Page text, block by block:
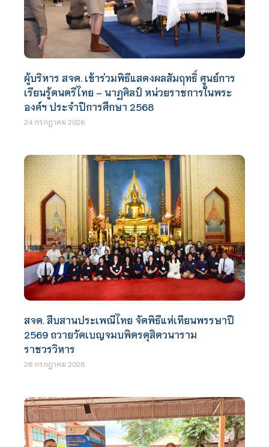
ผู้บริหาร สจด. เข้าร่วมพิธีแสดงผลสัมฤทธิ์ ศูนย์การ
เรียนรู้ดนตรีไทย – นาฏศิลป์ หน่วยราชการในพระ
องค์ฯ ประจำปีการศึกษา 2568
24 กรกฎาคม 2026
สจด. สืบสานประเพณีไทย จัดพิธีแห่เทียนพรรษาปี
2569 ถวายวัดเบญจมบพิตรดุสิตวนาราม
ราชวรวิหาร
26 กรกฎาคม 2026